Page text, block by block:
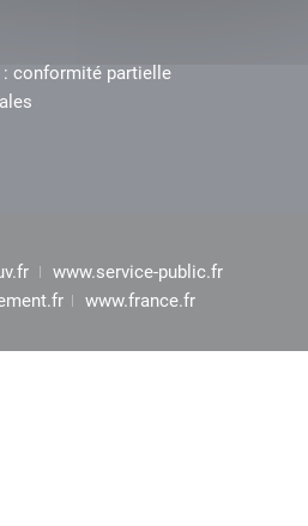
conformité partielle
www.service-public.fr
www.france.fr